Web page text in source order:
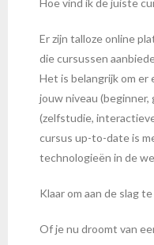
Hoe vind ik de juiste
Er zijn talloze online
die cursussen
Het is belangrijk om er
jouw niveau
(zelfstudie,
cursus up-to-date is
technologieën in de
Klaar om aan de slag te
Of je nu droomt van